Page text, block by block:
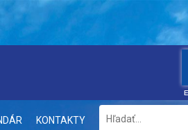
KONTAKTY